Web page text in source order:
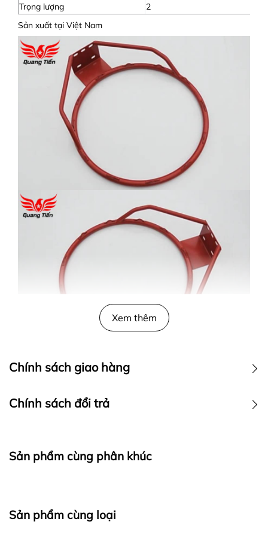
Trọng lượng
2
Sản xuất tại Việt Nam
MÔ TẢ SẢN PHẨM
Xem thêm
Chính sách giao hàng
Chính sách đổi trả
Sản phẩm cùng phân khúc
Sản phẩm cùng loại